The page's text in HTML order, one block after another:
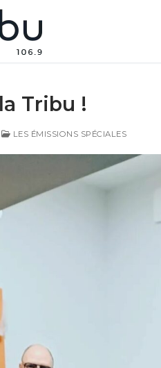
Tribu !
LES ÉMISSIONS SPÉCIALES